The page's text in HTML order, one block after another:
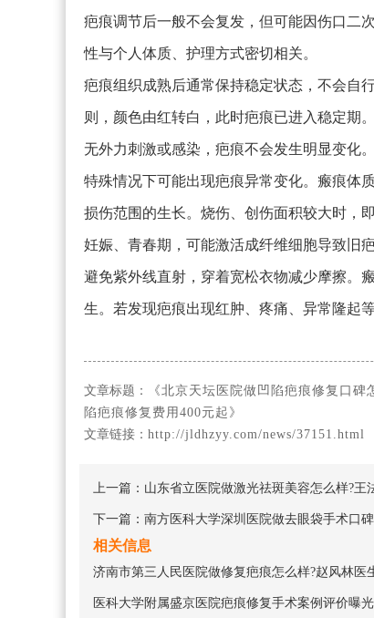
疤痕调节后一般不会复发，但可能因伤口二
性与个人体质、护理方式密切相关。
疤痕组织成熟后通常保持稳定状态，不会自
则，颜色由红转白，此时疤痕已进入稳定期
无外力刺激或感染，疤痕不会发生明显变化
特殊情况下可能出现疤痕异常变化。瘢痕体
损伤范围的生长。烧伤、创伤面积较大时，
妊娠、青春期，可能激活成纤维细胞导致旧
避免紫外线直射，穿着宽松衣物减少摩擦。
生。若发现疤痕出现红肿、疼痛、异常隆起
文章标题：
《北京天坛医院做凹陷疤痕修复口碑
陷疤痕修复费用400元起》
文章链接： http://jldhzyy.com/news/37151.html
上一篇： 山东省立医院做激光祛斑美容怎么样?
下一篇： 南方医科大学深圳医院做去眼袋手术口
相关信息
济南市第三人民医院做修复疤痕怎么样?赵风林医
医科大学附属盛京医院疤痕修复手术案例评价曝